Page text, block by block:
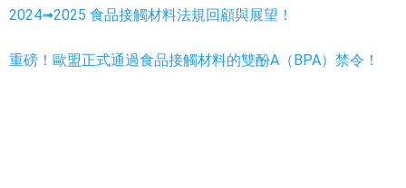
2024➟2025 食品接觸材料法規回顧與展望！
重磅！歐盟正式通過食品接觸材料的雙酚A（BPA）禁令！